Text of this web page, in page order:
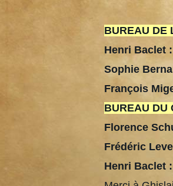
BUREAU DE
Henri Baclet
Sophie
François
BUREAU
Florence
Frédéric
Henri Baclet